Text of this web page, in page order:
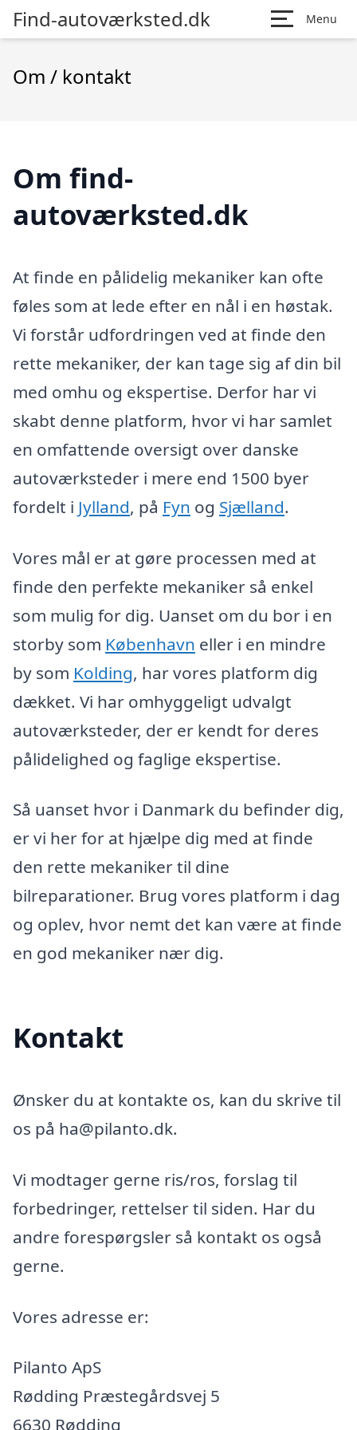
Find-autoværksted.dk Menu
Om / kontakt
Om find-
autoværksted.dk
At finde en pålidelig mekaniker kan ofte
føles som at lede efter en nål i en høstak.
Vi forstår udfordringen ved at finde den
rette mekaniker, der kan tage sig af din bil
med omhu og ekspertise. Derfor har vi
skabt denne platform, hvor vi har samlet
en omfattende oversigt over danske
autoværksteder i mere end 1500 byer
fordelt i Jylland, på Fyn og Sjælland.
Vores mål er at gøre processen med at
finde den perfekte mekaniker så enkel
som mulig for dig. Uanset om du bor i en
storby som København eller i en mindre
by som Kolding, har vores platform dig
dækket. Vi har omhyggeligt udvalgt
autoværksteder, der er kendt for deres
pålidelighed og faglige ekspertise.
Så uanset hvor i Danmark du befinder dig,
er vi her for at hjælpe dig med at finde
den rette mekaniker til dine
bilreparationer. Brug vores platform i dag
og oplev, hvor nemt det kan være at finde
en god mekaniker nær dig.
Kontakt
Ønsker du at kontakte os, kan du skrive til
os på ha@pilanto.dk.
Vi modtager gerne ris/ros, forslag til
forbedringer, rettelser til siden. Har du
andre forespørgsler så kontakt os også
gerne.
Vores adresse er:
Pilanto ApS
Rødding Præstegårdsvej 5
6630 Rødding